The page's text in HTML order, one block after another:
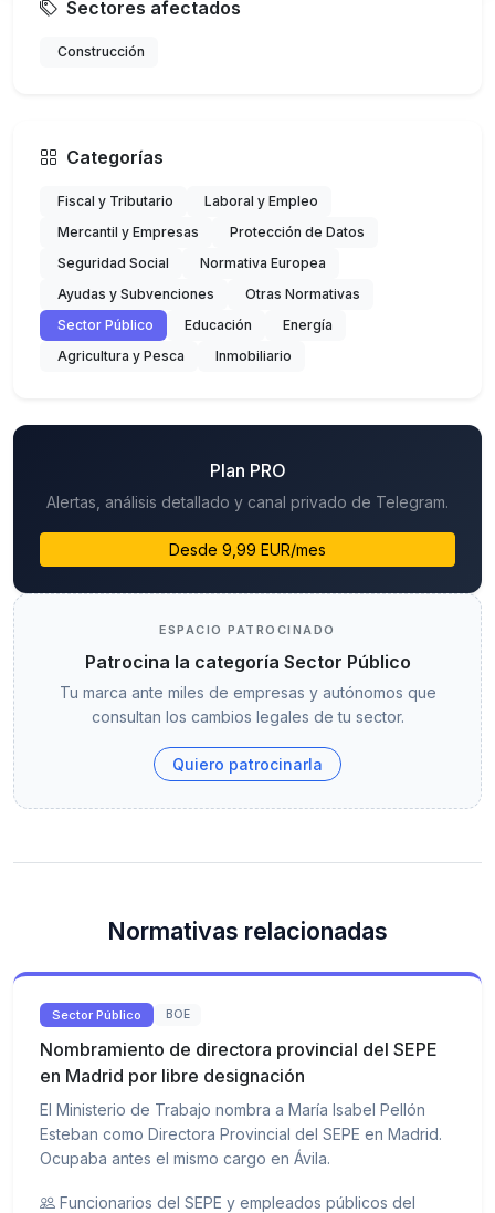
Sectores afectados
Construcción
Categorías
Fiscal y Tributario
Laboral y Empleo
Mercantil y Empresas
Protección de Datos
Seguridad Social
Normativa Europea
Ayudas y Subvenciones
Otras Normativas
Sector Público
Educación
Energía
Agricultura y Pesca
Inmobiliario
Plan PRO
Alertas, análisis detallado y canal privado de Telegram.
Desde 9,99 EUR/mes
ESPACIO PATROCINADO
Patrocina la categoría Sector Público
Tu marca ante miles de empresas y autónomos que
consultan los cambios legales de tu sector.
Quiero patrocinarla
Normativas relacionadas
Sector Público BOE
Nombramiento de directora provincial del SEPE
en Madrid por libre designación
El Ministerio de Trabajo nombra a María Isabel Pellón
Esteban como Directora Provincial del SEPE en Madrid.
Ocupaba antes el mismo cargo en Ávila.
Funcionarios del SEPE y empleados públicos del